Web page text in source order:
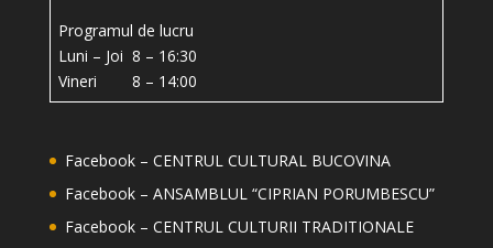
Programul de lucru
Luni – Joi 8 – 16:30
Vineri 8 – 14:00
Facebook – CENTRUL CULTURAL BUCOVINA
Facebook – ANSAMBLUL “CIPRIAN PORUMBESCU”
Facebook – CENTRUL CULTURII TRADITIONALE